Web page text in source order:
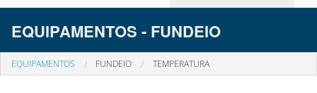
EQUIPAMENTOS - FUNDEIO
EQUIPAMENTOS FUNDEIO TEMPERATURA